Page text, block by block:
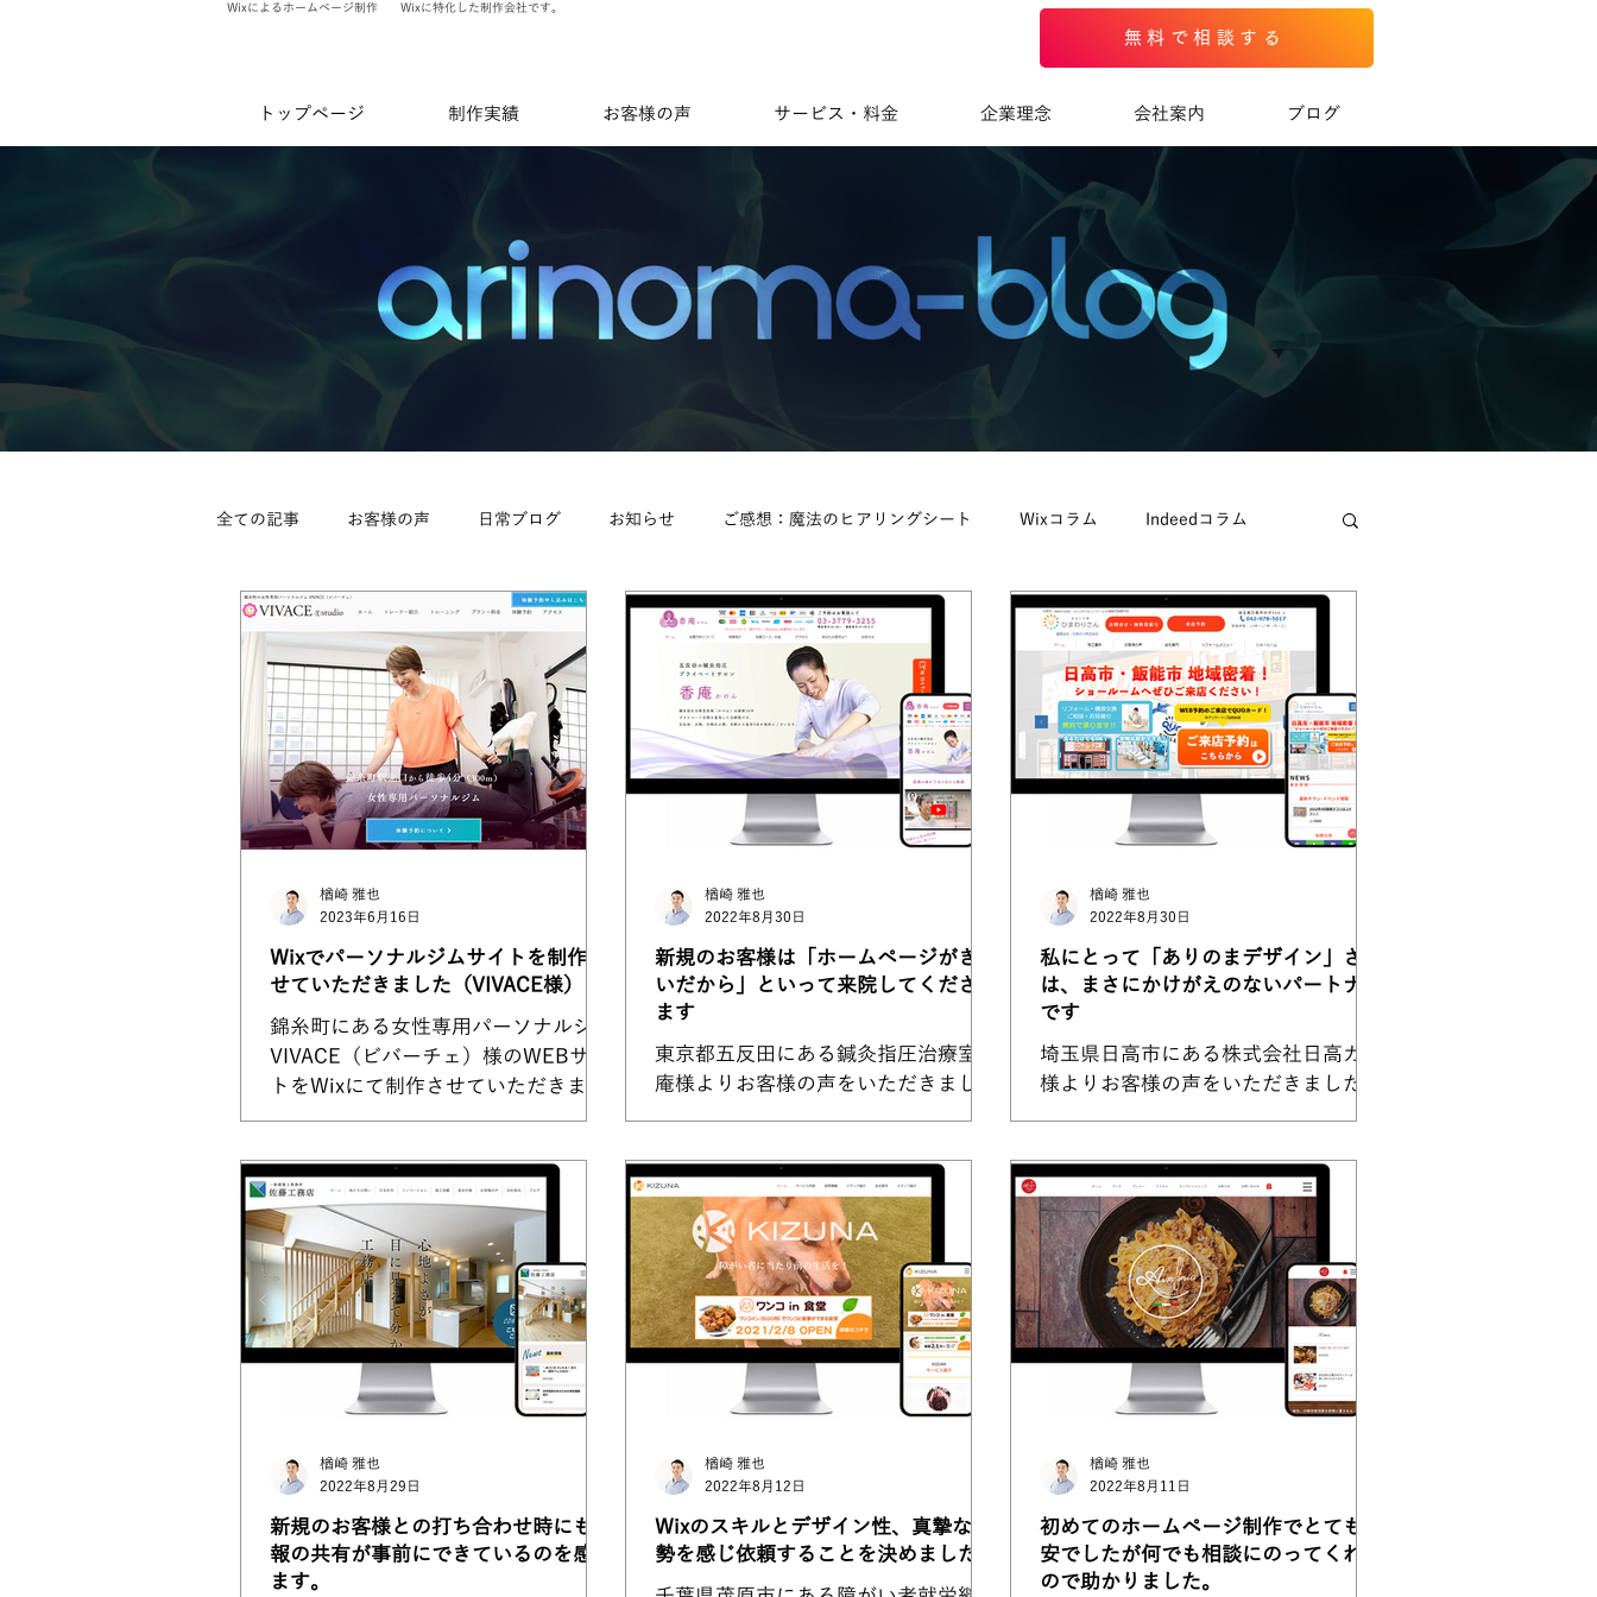
Wixによるホームページ制作 Wixに特化した制作会社です。
無料で相談する
トップページ 制作実績 お客様の声 サービス・料金 企業理念 会社案内 ブログ
全ての記事 お客様の声 日常ブログ お知らせ ご感想：魔法のヒアリングシート Wixコラム Indeedコラム
ありのま会員限定記事 WixVeloによる制作事例
Wixでパーソナルジムサイトを制作さ
せていただきました（VIVACE様）
錦糸町にある女性専用パーソナルジム
VIVACE（ビバーチェ）様のWEBサイ
トをWixにて制作させていただきまし
た。 今回のご依頼は、Wixマーケット
プロのWEBデザイナーへの依頼が割
り振られるサービス）...
楢崎 雅也
2023年6月16日
新規のお客様は「ホームページがきれ
いだから」といって来院してください
ます
東京都五反田にある鍼灸指圧治療室香
庵様よりお客様の声をいただきまし
サイトに成長しています。
https://www.hariq-kanon.com/ ホー
ムページを作ろうと思ったきっかけは
何ですか? また、...
楢崎 雅也
2022年8月30日
私にとって「ありのまデザイン」さん
は、まさにかけがえのないパートナー
です
埼玉県日高市にある株式会社日高ガス
様よりお客様の声をいただきました。
gas.co.jp/ ホームページを作ろうと思
ったきっかけは何ですか? また、こ
れまでどのような課題がありました
か？...
楢崎 雅也
2022年8月30日
新規のお客様との打ち合わせ時にも情
報の共有が事前にできているのを感じ
ます。
楢崎 雅也
2022年8月29日
Wixのスキルとデザイン性、真摯な姿
勢を感じ依頼することを決めました。
楢崎 雅也
2022年8月12日
初めてのホームページ制作でとても不
安でしたが何でも相談にのってくれた
ので助かりました。
楢崎 雅也
2022年8月11日